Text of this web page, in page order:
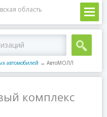
область
автомобилей → АвтоМОЛЛ
комплекс